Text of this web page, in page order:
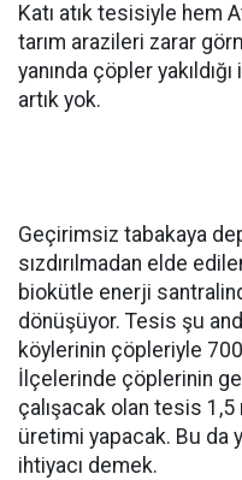
Katı atık tesisiyle hem
tarım arazileri zarar
yanında çöpler
artık yok.
Geçirimsiz tabakaya
sızdırılmadan elde
biokütle enerji
dönüşüyor. Tesis şu
köylerinin çöpleriyle
İlçelerinde çöplerinin
çalışacak olan tesis
üretimi yapacak. Bu da
ihtiyacı demek.